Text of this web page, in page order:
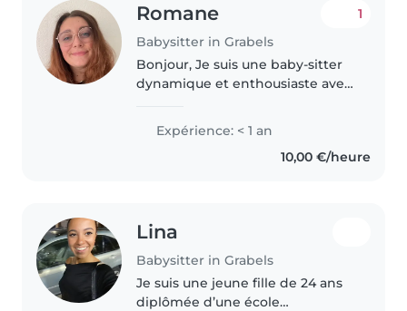
Romane
Babysitter in Grabels
1
Bonjour, Je suis une baby-sitter
dynamique et enthousiaste avec
également mon BAFA. Bien que
je n'aie pas encore beaucoup
d'expérience professionnelle..
Expérience: < 1 an
10,00 €/heure
Lina
Babysitter in Grabels
Je suis une jeune fille de 24 ans
diplômée d’une école